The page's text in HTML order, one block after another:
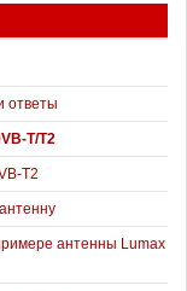
ответы
T/T2
T2
антенны Lumax